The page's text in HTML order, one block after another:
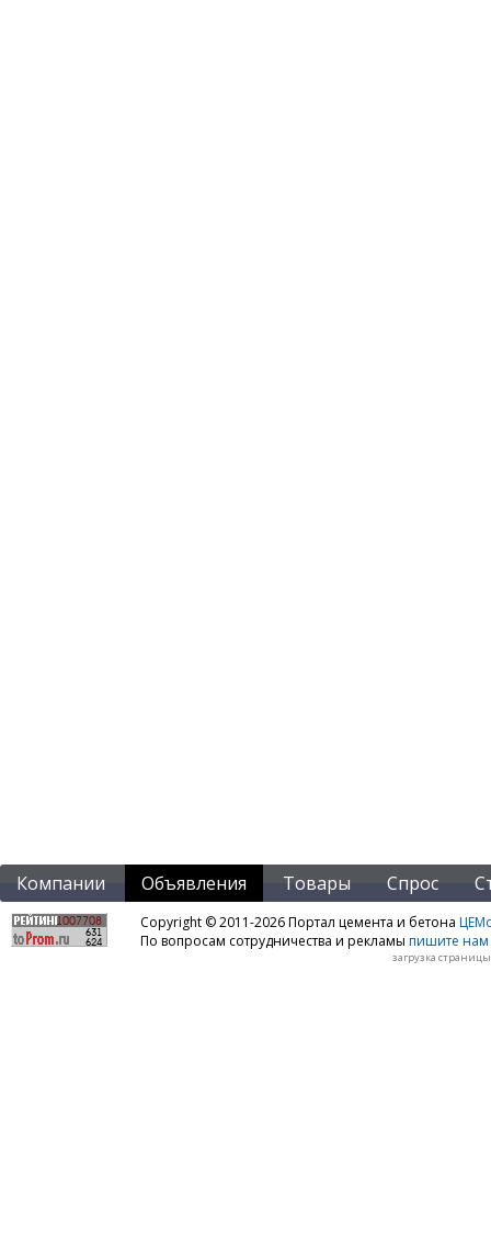
Компании Объявления Товары Спрос
Copyright © 2011-2026 Портал цемента и бетона
По вопросам сотрудничества и рекламы пишите нам
загрузка